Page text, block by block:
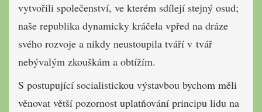
vytvořili společenství, ve kterém sdílejí stejný osud;
naše republika dynamicky kráčela vpřed na dráze
svého rozvoje a nikdy neustoupila tváří v tvář
nebývalým zkouškám a obtížím.
S postupující socialistickou výstavbou bychom měli
věnovat větší pozornost uplatňování principu lidu na